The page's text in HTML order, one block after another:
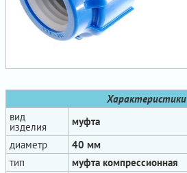
Характеристики
вид
изделия
муфта
диаметр
40 мм
тип
муфта компрессионная